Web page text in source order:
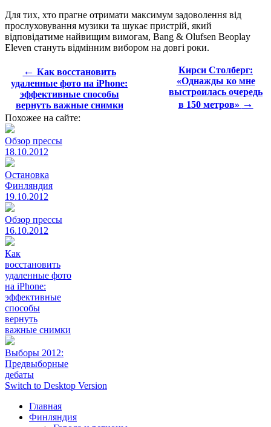
Для тих, хто прагне отримати максимум задоволення від
прослуховування музики та шукає пристрій, який
відповідатиме найвищим вимогам, Bang & Olufsen Beoplay
Eleven стануть відмінним вибором на довгі роки.
← Как восстановить
удаленные фото на iPhone:
эффективные способы
вернуть важные снимки
Кирси Столберг:
«Однажды ко мне
выстроилась очередь
в 150 метров» →
Похожее на сайте:
Обзор прессы
18.10.2012
Остановка
Финляндия
19.10.2012
Обзор прессы
16.10.2012
Как
восстановить
удаленные фото
на iPhone:
эффективные
способы
вернуть
важные снимки
Выборы 2012:
Предвыборные
дебаты
Switch to Desktop Version
Главная
Финляндия